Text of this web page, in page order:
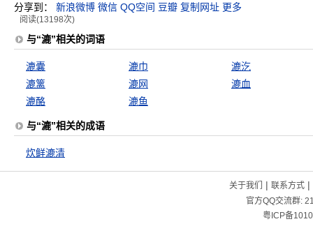
分享到： 新浪微博 微信 QQ空间 豆瓣 复制网址 更多
阅读(13198次)
与“漉”相关的词语
漉囊 漉巾
漉汔
漉篱
漉网
漉血
漉酪
漉鱼
与“漉”相关的成语
炊鲜漉清
关于我们 | 联系方式|
官方QQ交流群:
粤ICP备